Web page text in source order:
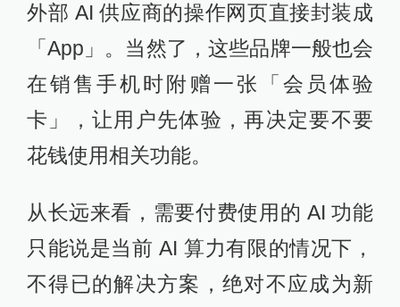
外部 AI 供应商的操作网页直接封装成
「App」。当然了，这些品牌一般也会
在销售手机时附赠一张「会员体验
卡」，让用户先体验，再决定要不要
花钱使用相关功能。
从长远来看，需要付费使用的 AI 功能
只能说是当前 AI 算力有限的情况下，
不得已的解决方案，绝对不应成为新